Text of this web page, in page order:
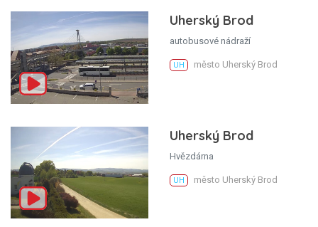
Uherský Brod
autobusové nádraží
UH město Uherský Brod
Uherský Brod
Hvězdárna
UH město Uherský Brod